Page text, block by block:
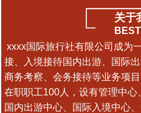
关于
xxxx国际旅行社有限公司成为
接、入境接待国内出游、国际
商务考察、会务接待等业务项
在职职工100人，设有管理中心
国内出游中心、国际入境中心